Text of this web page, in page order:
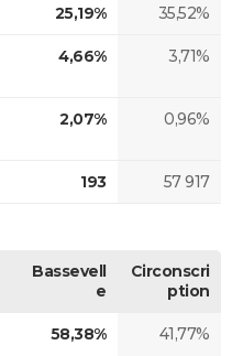
25,19% 35,52%
4,66% 3,71%
2,07% 0,96%
193 57 917
Bassevell
e
Circonscri
ption
58,38% 41,77%